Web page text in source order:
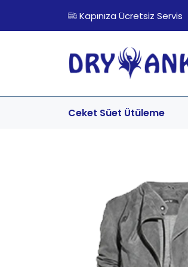
Kapınıza Ücretsiz Servis
Ceket Süet Ütüleme